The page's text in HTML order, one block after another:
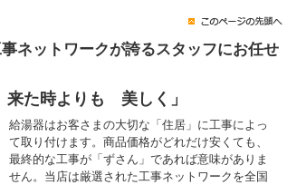
ネットワークが誇るスタッフにお任せ
来た時よりも 美しく」
給湯器はお客さまの大切な「住居」に工事によっ
て取り付けます。商品価格がどれだけ安くても、
最終的な工事が「ずさん」であれば意味がありま
せん。当店は厳選された工事ネットワークを全国